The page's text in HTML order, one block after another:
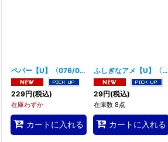
ペパー【U】〈076/078〉(サポート) [SV1V
229円(税込)
在庫わずか
カートに入れる
ふしぎなアメ【U】〈072/078〉(グッズ)
29円(税込)
在庫数 8点
カートに入れる